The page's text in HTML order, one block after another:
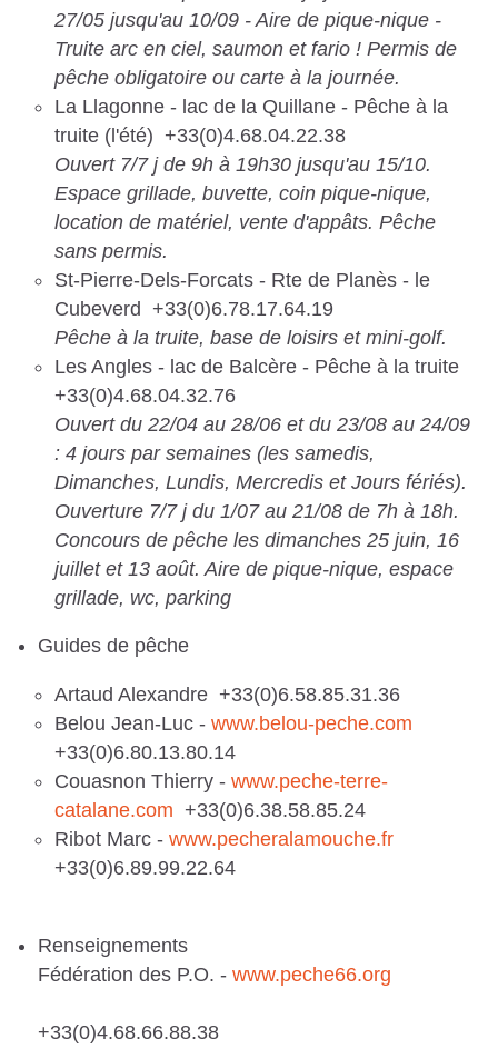
27/05 jusqu'au 10/09 - Aire de pique-nique -
Truite arc en ciel, saumon et fario ! Permis de
pêche obligatoire ou carte à la journée.
La Llagonne - lac de la Quillane - Pêche à la
truite (l'été) +33(0)4.68.04.22.38
Ouvert 7/7 j de 9h à 19h30 jusqu'au 15/10.
Espace grillade, buvette, coin pique-nique,
location de matériel, vente d'appâts. Pêche
sans permis.
St-Pierre-Dels-Forcats - Rte de Planès - le
Cubeverd +33(0)6.78.17.64.19
Pêche à la truite, base de loisirs et mini-golf.
Les Angles - lac de Balcère - Pêche à la truite
+33(0)4.68.04.32.76
Ouvert du 22/04 au 28/06 et du 23/08 au 24/09
: 4 jours par semaines (les samedis,
Dimanches, Lundis, Mercredis et Jours fériés).
Ouverture 7/7 j du 1/07 au 21/08 de 7h à 18h.
Concours de pêche les dimanches 25 juin, 16
juillet et 13 août. Aire de pique-nique, espace
grillade, wc, parking
Guides de pêche
Artaud Alexandre +33(0)6.58.85.31.36
Belou Jean-Luc - www.belou-peche.com
+33(0)6.80.13.80.14
Couasnon Thierry - www.peche-terre-
catalane.com +33(0)6.38.58.85.24
Ribot Marc - www.pecheralamouche.fr
+33(0)6.89.99.22.64
Renseignements
Fédération des P.O. - www.peche66.org
+33(0)4.68.66.88.38